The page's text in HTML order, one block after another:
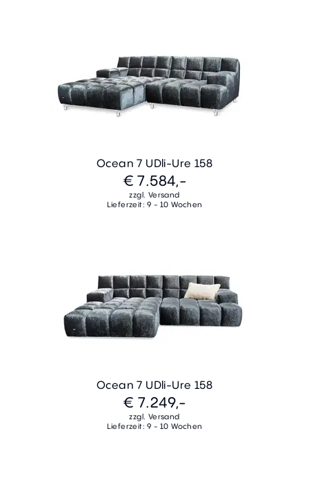
Ocean 7 UDli-Ure 158
€ 7.584,-
zzgl. Versand
Lieferzeit: 9 - 10 Wochen
Ocean 7 UDli-Ure 158
€ 7.249,-
zzgl. Versand
Lieferzeit: 9 - 10 Wochen